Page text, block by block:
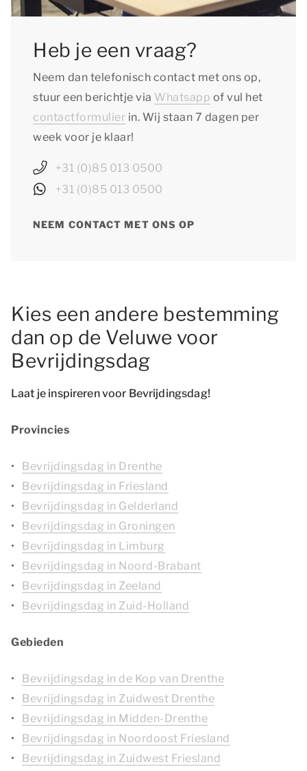
Heb je een vraag?
Neem dan telefonisch contact met ons op,
stuur een berichtje via Whatsapp of vul het
contactformulier in. Wij staan 7 dagen per
week voor je klaar!
+31 (0)85 013 0500
+31 (0)85 013 0500
NEEM CONTACT MET ONS OP
Kies een andere bestemming
dan op de Veluwe voor
Bevrijdingsdag
Laat je inspireren voor Bevrijdingsdag!
Provincies
Bevrijdingsdag in Drenthe
Bevrijdingsdag in Friesland
Bevrijdingsdag in Gelderland
Bevrijdingsdag in Groningen
Bevrijdingsdag in Limburg
Bevrijdingsdag in Noord-Brabant
Bevrijdingsdag in Zeeland
Bevrijdingsdag in Zuid-Holland
Gebieden
Bevrijdingsdag in de Kop van Drenthe
Bevrijdingsdag in Zuidwest Drenthe
Bevrijdingsdag in Midden-Drenthe
Bevrijdingsdag in Noordoost Friesland
Bevrijdingsdag in Zuidwest Friesland